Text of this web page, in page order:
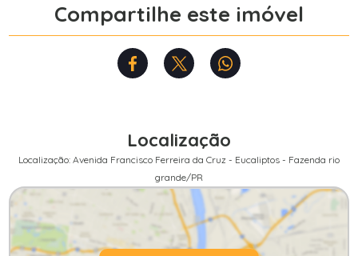
Compartilhe este imóvel
Localização
Localização: Avenida Francisco Ferreira da Cruz - Eucaliptos - Fazenda rio
grande/PR